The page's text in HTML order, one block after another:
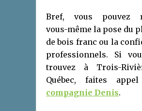
Bref, vous pouvez
vous-même la pose du
de bois franc ou la
professionnels. Si
trouvez à Trois-
Québec, faites
compagnie Denis.